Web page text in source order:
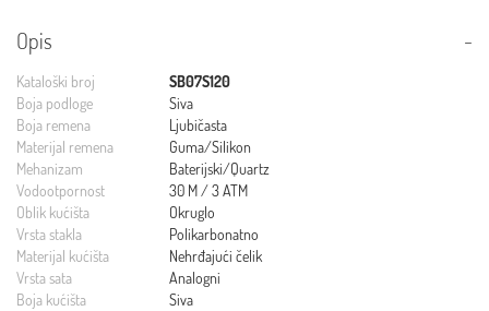
Opis
Kataloški broj
SB07S120
Boja podloge
Siva
Boja remena
Ljubičasta
Materijal remena
Guma/Silikon
Mehanizam
Baterijski/Quartz
Vodootpornost
30 M / 3 ATM
Oblik kućišta
Okruglo
Vrsta stakla
Polikarbonatno
Materijal kućišta
Nehrđajući čelik
Vrsta sata
Analogni
Boja kućišta
Siva